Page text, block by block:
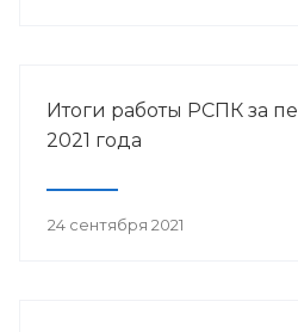
Итоги работы РСПК за
2021 года
24 сентября 2021